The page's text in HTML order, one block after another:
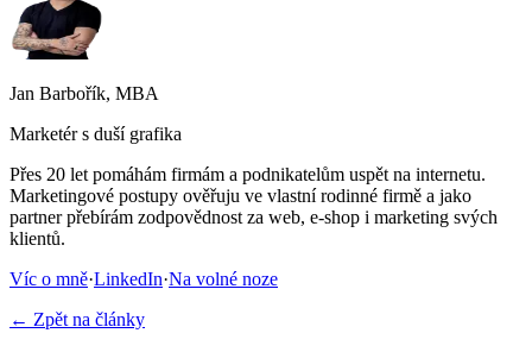
Jan Barbořík, MBA
Marketér s duší grafika
Přes 20 let pomáhám firmám a podnikatelům uspět na internetu.
Marketingové postupy ověřuju ve vlastní rodinné firmě a jako
partner přebírám zodpovědnost za web, e-shop i marketing svých
klientů.
Víc o mně·LinkedIn·Na volné noze
← Zpět na články